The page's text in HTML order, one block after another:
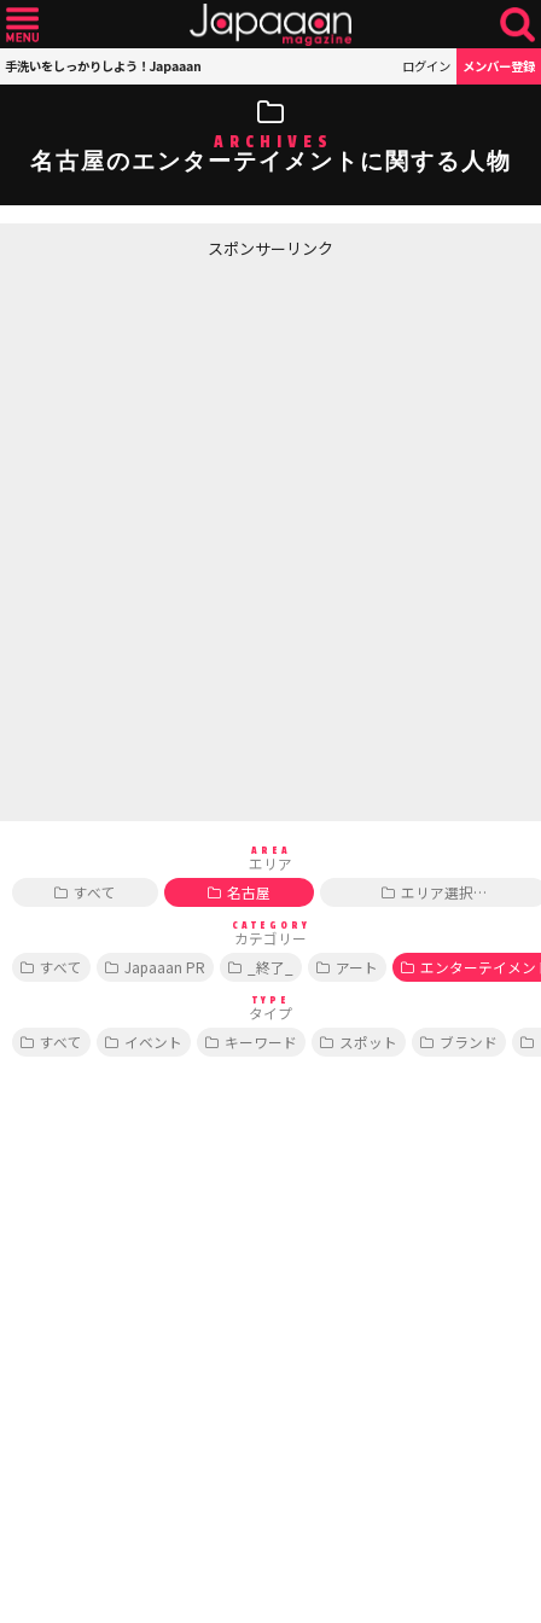
手洗いをしっかりしよう！Japaaan ログイン メンバー登録
ARCHIVES
名古屋のエンターテイメントに関する人物
スポンサーリンク
AREA
エリア
すべて
名古屋 エリア選択…
CATEGORY
カテゴリー
すべて
Japaaan PR _終了_ アート エンターテイメン
TYPE
タイプ
すべて
イベント キーワード スポット ブランド